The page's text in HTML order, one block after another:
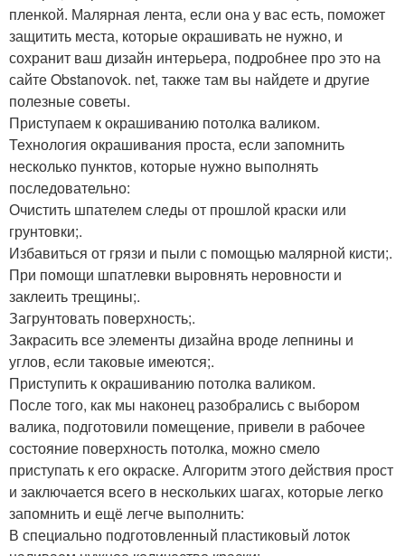
пленкой. Малярная лента, если она у вас есть, поможет
защитить места, которые окрашивать не нужно, и
сохранит ваш дизайн интерьера, подробнее про это на
сайте Obstanovok. net, также там вы найдете и другие
полезные советы.
Приступаем к окрашиванию потолка валиком.
Технология окрашивания проста, если запомнить
несколько пунктов, которые нужно выполнять
последовательно:
Очистить шпателем следы от прошлой краски или
грунтовки;.
Избавиться от грязи и пыли с помощью малярной кисти;.
При помощи шпатлевки выровнять неровности и
заклеить трещины;.
Загрунтовать поверхность;.
Закрасить все элементы дизайна вроде лепнины и
углов, если таковые имеются;.
Приступить к окрашиванию потолка валиком.
После того, как мы наконец разобрались с выбором
валика, подготовили помещение, привели в рабочее
состояние поверхность потолка, можно смело
приступать к его окраске. Алгоритм этого действия прост
и заключается всего в нескольких шагах, которые легко
запомнить и ещё легче выполнить:
В специально подготовленный пластиковый лоток